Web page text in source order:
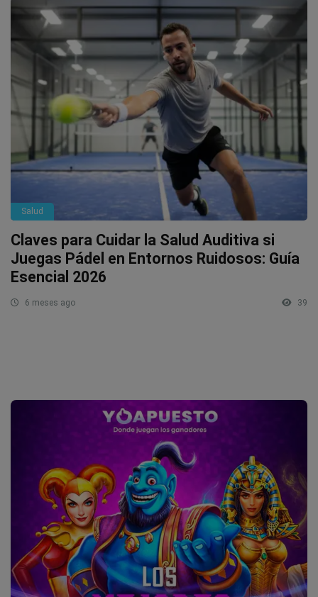
Salud
Claves para Cuidar la Salud Auditiva si
Juegas Pádel en Entornos Ruidosos: Guía
Esencial 2026
6 meses ago 39